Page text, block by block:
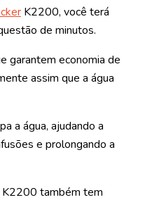
K2200, você terá
de minutos.
garantem economia de
assim que a água
a água, ajudando a
e prolongando a
K2200 também tem